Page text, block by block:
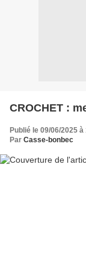
CROCHET :
Publié le 09/06/2025 à
Par Casse-bonbec